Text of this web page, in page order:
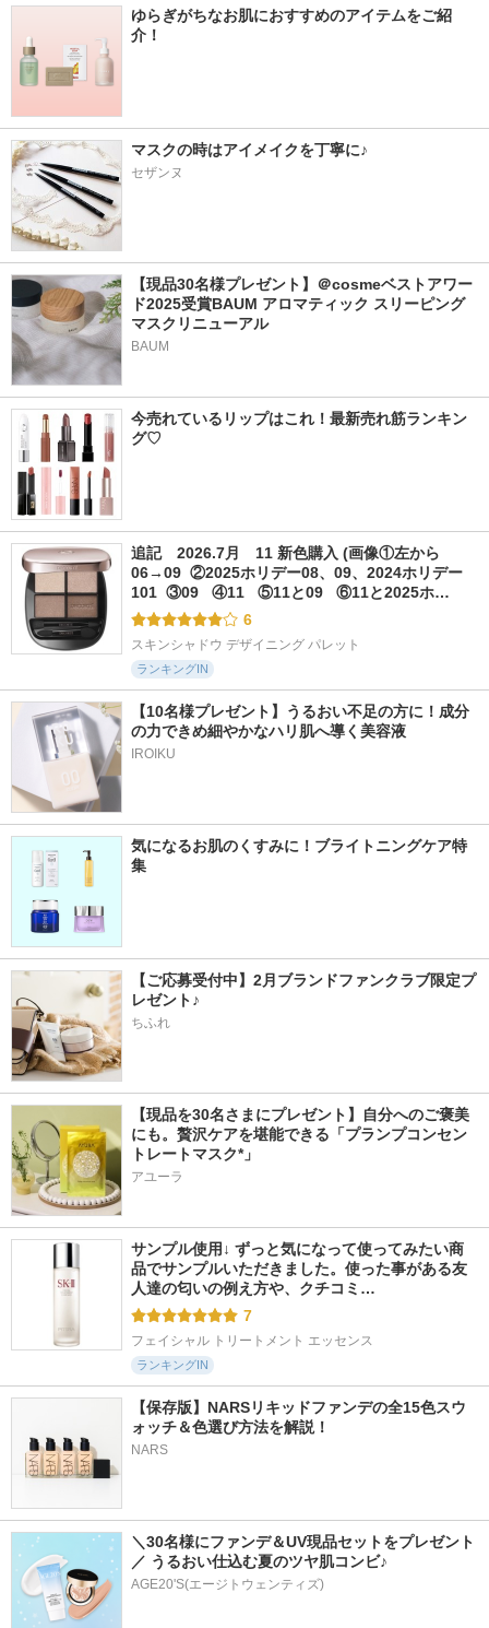
ゆらぎがちなお肌におすすめのアイテムをご紹
介！
マスクの時はアイメイクを丁寧に♪
セザンヌ
【現品30名様プレゼント】＠cosmeベストアワー
ド2025受賞BAUM アロマティック スリーピング
マスクリニューアル
BAUM
今売れているリップはこれ！最新売れ筋ランキン
グ♡
追記　2026.7月　11 新色購入 (画像①左から
06→09  ②2025ホリデー08、09、2024ホリデー
101  ③09   ④11   ⑤11と09   ⑥11と2025ホ…
6
スキンシャドウ デザイニング パレット
ランキングIN
【10名様プレゼント】うるおい不足の方に！成分
の力できめ細やかなハリ肌へ導く美容液
IROIKU
気になるお肌のくすみに！ブライトニングケア特
集
【ご応募受付中】2月ブランドファンクラブ限定プ
レゼント♪
ちふれ
【現品を30名さまにプレゼント】自分へのご褒美
にも。贅沢ケアを堪能できる「プランプコンセン
トレートマスク*」
アユーラ
サンプル使用↓ ずっと気になって使ってみたい商
品でサンプルいただきました。使った事がある友
人達の匂いの例え方や、クチコミ…
7
フェイシャル トリートメント エッセンス
ランキングIN
【保存版】NARSリキッドファンデの全15色スウ
ォッチ＆色選び方法を解説！
NARS
＼30名様にファンデ＆UV現品セットをプレゼント
／ うるおい仕込む夏のツヤ肌コンビ♪
AGE20'S(エージトウェンティズ)